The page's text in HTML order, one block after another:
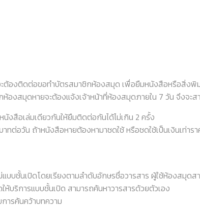
ต้องติดต่อขอทำบัตรสมาชิกห้องสมุด เพื่อยืมหนังสือหรือสิ่งพิ
งสมุดหายจะต้องแจ้งเจ้าหน้าที่ห้องสมุดภายใน 7 วัน จึงจะส
งสือเล่มเดียวกันให้ยืมติดต่อกันได้ไม่เกิน 2 ครั้ง
ต่อวัน ถ้าหนังสือหายต้องหามาชดใช้ หรือชดใช้เป็นเงินเท่าร
แบบชั้นเปิดโดยเรียงตามลำดับอักษรชื่อวารสาร ผู้ใช้ห้องสมุ
ห้บริการแบบชั้นเปิด สามารถค้นหาวารสารด้วยตัวเอง
ารค้นคว้าบทความ